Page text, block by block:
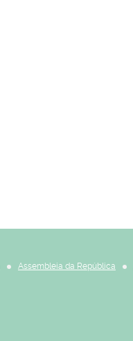
Assembleia da República